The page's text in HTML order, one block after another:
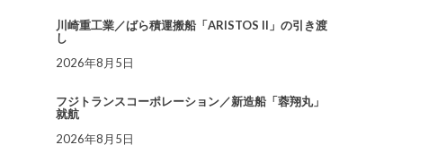
川崎重工業／ばら積運搬船「ARISTOS II」の引き渡
し
2026年8月5日
フジトランスコーポレーション／新造船「蓉翔丸」
就航
2026年8月5日